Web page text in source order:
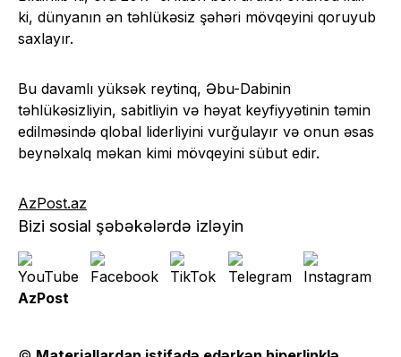
ki, dünyanın ən təhlükəsiz şəhəri mövqeyini qoruyub
saxlayır.
Bu davamlı yüksək reytinq, Əbu-Dabinin
təhlükəsizliyin, sabitliyin və həyat keyfiyyətinin təmin
edilməsində qlobal liderliyini vurğulayır və onun əsas
beynəlxalq məkan kimi mövqeyini sübut edir.
AzPost.az
Bizi sosial şəbəkələrdə izləyin
AzPost